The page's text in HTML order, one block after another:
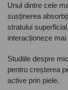
Unul dintre cele
susținerea
stratului
interacționeze
Studiile despre
pentru creșterea
active prin piele.